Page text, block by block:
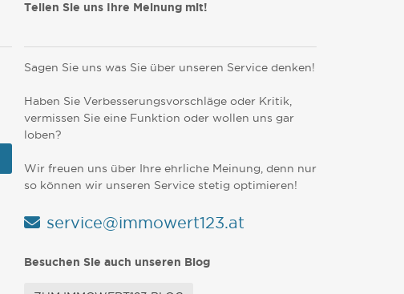
Teilen Sie uns Ihre Meinung mit!
Sagen Sie uns was Sie über unseren Service denken!
Haben Sie Verbesserungsvorschläge oder Kritik,
vermissen Sie eine Funktion oder wollen uns gar
loben?
Wir freuen uns über Ihre ehrliche Meinung, denn nur
so können wir unseren Service stetig optimieren!
service@immowert123.at
Besuchen Sie auch unseren Blog